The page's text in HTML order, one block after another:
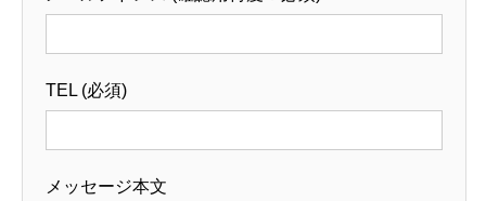
TEL (必須)
メッセージ本文